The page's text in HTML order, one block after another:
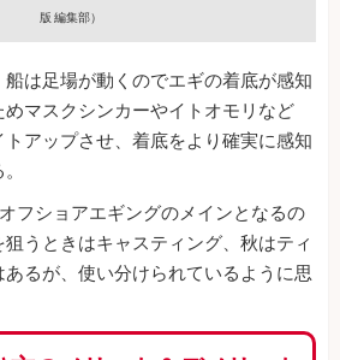
版 編集部）
は足場が動くのでエギの着底が感知
めマスクシンカーやイトオモリなど
アップさせ、着底をより確実に感知
フショアエギングのメインとなるの
うときはキャスティング、秋はティ
るが、使い分けられているように思